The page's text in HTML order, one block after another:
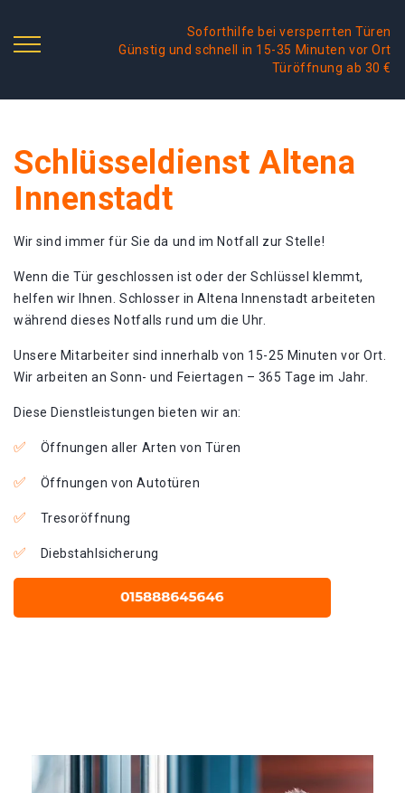
Soforthilfe bei versperrten Türen
Günstig und schnell in 15-35 Minuten vor Ort
Türöffnung ab 30 €
Schlüsseldienst Altena
Innenstadt
Wir sind immer für Sie da und im Notfall zur Stelle!
Wenn die Tür geschlossen ist oder der Schlüssel klemmt,
helfen wir Ihnen. Schlosser in Altena Innenstadt arbeiteten
während dieses Notfalls rund um die Uhr.
Unsere Mitarbeiter sind innerhalb von 15-25 Minuten vor Ort.
Wir arbeiten an Sonn- und Feiertagen – 365 Tage im Jahr.
Diese Dienstleistungen bieten wir an:
Öffnungen aller Arten von Türen
Öffnungen von Autotüren
Tresoröffnung
Diebstahlsicherung